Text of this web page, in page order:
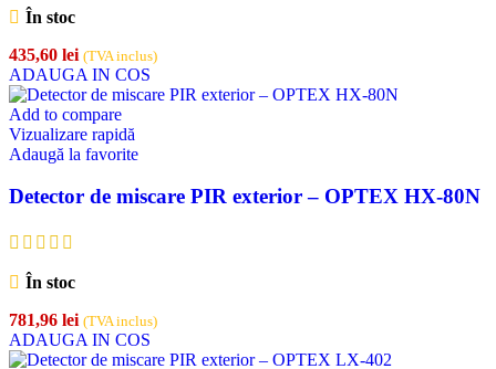
În stoc
435,60 lei (TVA inclus)
ADAUGA IN COS
Add to compare
Vizualizare rapidă
Adaugă la favorite
Detector de miscare PIR exterior – OPTEX HX-80N
În stoc
781,96 lei (TVA inclus)
ADAUGA IN COS